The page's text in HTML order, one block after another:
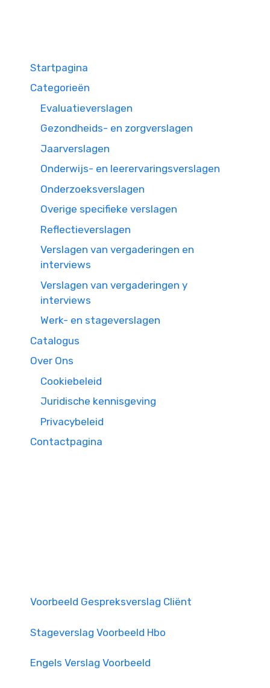
Startpagina
Categorieën
Evaluatieverslagen
Gezondheids- en zorgverslagen
Jaarverslagen
Onderwijs- en leerervaringsverslagen
Onderzoeksverslagen
Overige specifieke verslagen
Reflectieverslagen
Verslagen van vergaderingen en
interviews
Verslagen van vergaderingen y
interviews
Werk- en stageverslagen
Catalogus
Over Ons
Cookiebeleid
Juridische kennisgeving
Privacybeleid
Contactpagina
Voorbeeld Gespreksverslag Cliënt
Stageverslag Voorbeeld Hbo
Engels Verslag Voorbeeld